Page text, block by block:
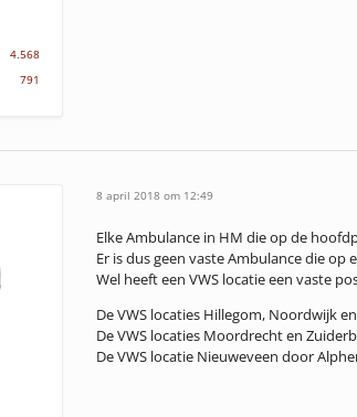
4.568
791
8 april 2018 om 12:49
Elke Ambulance in HM die op de
Er is dus geen vaste Ambulance die op
Wel heeft een VWS locatie een vaste
De VWS locaties Hillegom, Noordwijk
De VWS locaties Moordrecht en
De VWS locatie Nieuweveen door